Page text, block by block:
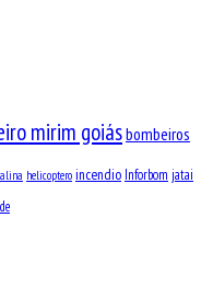
mirim goiásbombeiros
helicoptero incendio Inforbom jatai